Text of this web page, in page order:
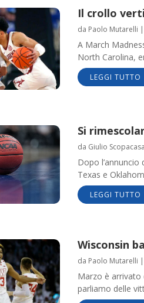
Il crollo
da Paolo Mutarelli |
A March
North Carolina,
LEGGI TUTTO
Si
da Giulio Scopacasa
Dopo
Texas e
LEGGI TUTTO
Wisconsin
da Paolo Mutarelli |
Marzo è arrivato
parliamo delle